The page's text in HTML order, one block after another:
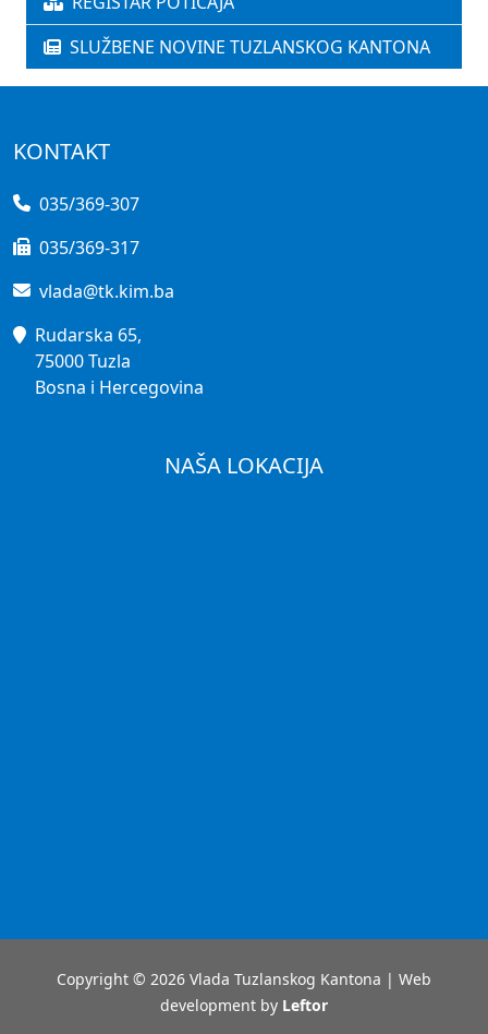
SLUŽBENE NOVINE TUZLANSKOG KANTONA
KONTAKT
035/369-307
035/369-317
vlada@tk.kim.ba
Rudarska 65,
75000 Tuzla
Bosna i Hercegovina
NAŠA LOKACIJA
Copyright © 2026 Vlada Tuzlanskog Kantona | Web
development by Leftor